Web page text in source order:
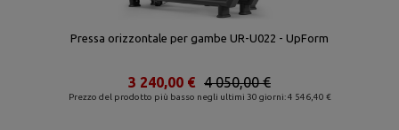
Pressa orizzontale per gambe UR-U022 - UpForm
Prezzo del prodotto più basso negli ultimi 30 giorni: 4 546,40 €
4 050,00 €
3 240,00 €